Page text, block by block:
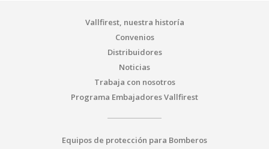
Vallfirest, nuestra historía
Convenios
Distribuidores
Noticias
Trabaja con nosotros
Programa Embajadores Vallfirest
Equipos de protección para Bomberos